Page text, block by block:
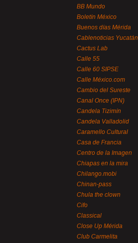
BB Mundo
Boletín México
Buenos días Mérida
Cablenoticias Yucatán
Cactus Lab
Calle 55
Calle 60 SIPSE
Calle México.com
Cambio del Sureste
Canal Once (IPN)
Candela Tizimín
Candela Valladolid
Caramello Cultural
Casa de Francia
Centro de la Imagen
Chiapas en la mira
Chilango.mobi
Chinan-pass
Chula the clown
Cifo
Classical
Close Up Mérida
Club Carmelita